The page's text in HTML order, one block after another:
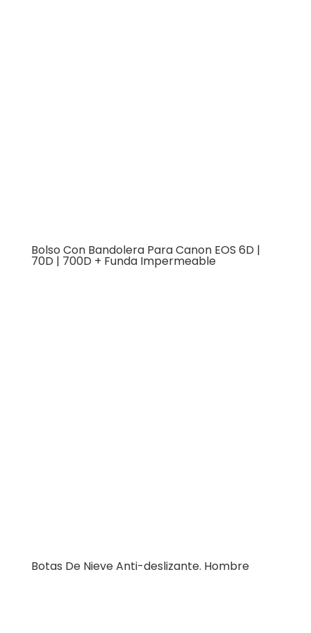
Bolso Con Bandolera Para Canon EOS 6D |
70D | 700D + Funda Impermeable
Botas De Nieve Anti-deslizante. Hombre